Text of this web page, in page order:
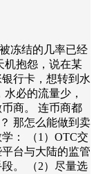
冻结的几率已经
机抱怨，说在某
行卡，想转到水
必的流量少，
商。 连币商都
那怎么能做到卖
： （1）OTC交
台与大陆的监管
。 （2）尽量选